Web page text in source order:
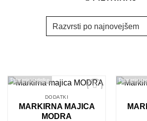
na
DODATKI
MARKIRNA MAJICA
MODRA
Primerjaj izdelke Primerjaj